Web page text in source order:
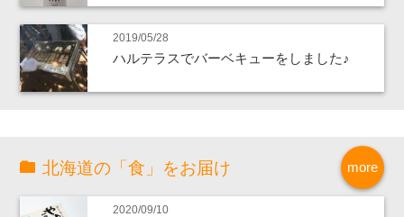
2019/05/28
ハルテラスでバーベキューをしました♪
more
北海道の「食」をお届け
2020/09/10